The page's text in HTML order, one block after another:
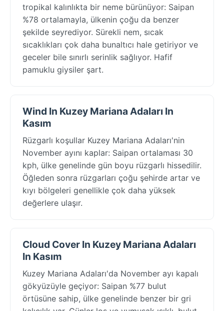
tropikal kalınlıkta bir neme bürünüyor: Saipan
%78 ortalamayla, ülkenin çoğu da benzer
şekilde seyrediyor. Sürekli nem, sıcak
sıcaklıkları çok daha bunaltıcı hale getiriyor ve
geceler bile sınırlı serinlik sağlıyor. Hafif
pamuklu giysiler şart.
Wind In Kuzey Mariana Adaları In
Kasım
Rüzgarlı koşullar Kuzey Mariana Adaları'nin
November ayını kaplar: Saipan ortalaması 30
kph, ülke genelinde gün boyu rüzgarlı hissedilir.
Öğleden sonra rüzgarları çoğu şehirde artar ve
kıyı bölgeleri genellikle çok daha yüksek
değerlere ulaşır.
Cloud Cover In Kuzey Mariana Adaları
In Kasım
Kuzey Mariana Adaları'da November ayı kapalı
gökyüzüyle geçiyor: Saipan %77 bulut
örtüsüne sahip, ülke genelinde benzer bir gri